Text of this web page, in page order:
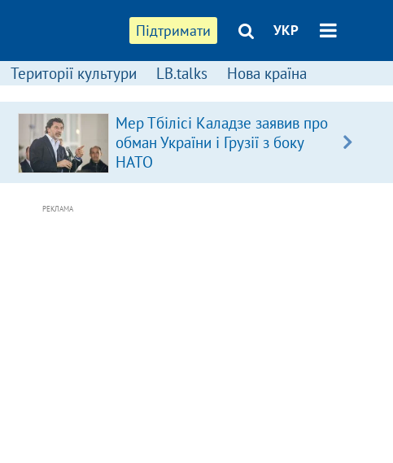
Підтримати УКР
Території культури LB.talks Нова країна
Мер Тбілісі Каладзе заявив про
обман України і Грузії з боку
НАТО
РЕКЛАМА